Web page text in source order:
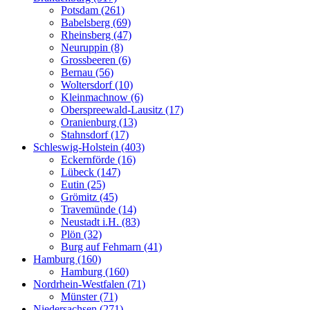
Potsdam (261)
Babelsberg (69)
Rheinsberg (47)
Neuruppin (8)
Grossbeeren (6)
Bernau (56)
Woltersdorf (10)
Kleinmachnow (6)
Oberspreewald-Lausitz (17)
Oranienburg (13)
Stahnsdorf (17)
Schleswig-Holstein (403)
Eckernförde (16)
Lübeck (147)
Eutin (25)
Grömitz (45)
Travemünde (14)
Neustadt i.H. (83)
Plön (32)
Burg auf Fehmarn (41)
Hamburg (160)
Hamburg (160)
Nordrhein-Westfalen (71)
Münster (71)